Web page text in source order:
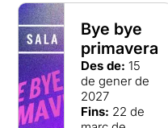
Bye bye
primavera
Des de: 15
de gener de
2027
Fins: 22 de